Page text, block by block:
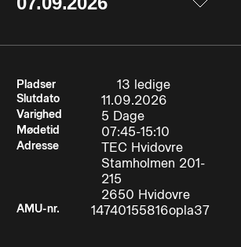
Pladser 13 ledige
Slutdato 11.09.2026
Varighed 5 Dage
Mødetid 07:45-15:10
Adresse
TEC Hvidovre
Stamholmen 201-
215
2650 Hvidovre
AMU-nr. 14740155816opla37